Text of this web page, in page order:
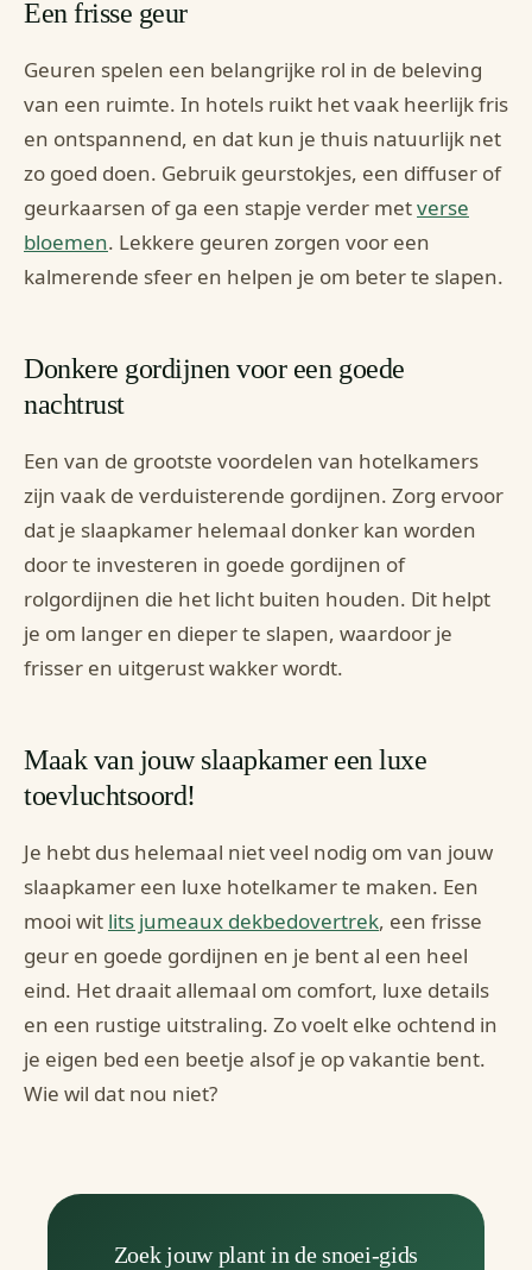
Een frisse geur
Geuren spelen een belangrijke rol in de beleving
van een ruimte. In hotels ruikt het vaak heerlijk fris
en ontspannend, en dat kun je thuis natuurlijk net
zo goed doen. Gebruik geurstokjes, een diffuser of
geurkaarsen of ga een stapje verder metverse
bloemen. Lekkere geuren zorgen voor een
kalmerende sfeer en helpen je om beter te slapen.
Donkere gordijnen voor een goede
nachtrust
Een van de grootste voordelen van hotelkamers
zijn vaak de verduisterende gordijnen. Zorg ervoor
dat je slaapkamer helemaal donker kan worden
door te investeren in goede gordijnen of
rolgordijnen die het licht buiten houden. Dit helpt
je om langer en dieper te slapen, waardoor je
frisser en uitgerust wakker wordt.
Maak van jouw slaapkamer een luxe
toevluchtsoord!
Je hebt dus helemaal niet veel nodig om van jouw
slaapkamer een luxe hotelkamer te maken. Een
mooi wit lits jumeaux dekbedovertrek, een frisse
geur en goede gordijnen en je bent al een heel
eind. Het draait allemaal om comfort, luxe details
en een rustige uitstraling. Zo voelt elke ochtend in
je eigen bed een beetje alsof je op vakantie bent.
Wie wil dat nou niet?
Zoek jouw plant in de snoei-gids